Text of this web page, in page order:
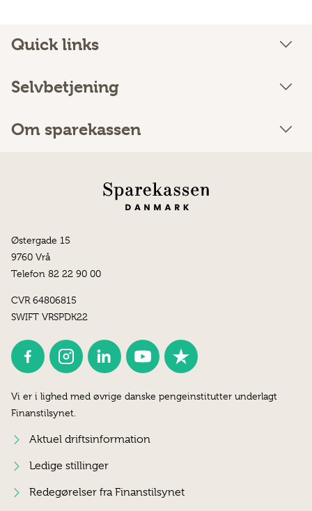
Quick links
Selvbetjening
Om sparekassen
Østergade 15
9760 Vrå
Telefon 82 22 90 00
CVR 64806815
SWIFT VRSPDK22
Vi er i lighed med øvrige danske pengeinstitutter underlagt
Finanstilsynet.
Aktuel driftsinformation
Ledige stillinger
Redegørelser fra Finanstilsynet